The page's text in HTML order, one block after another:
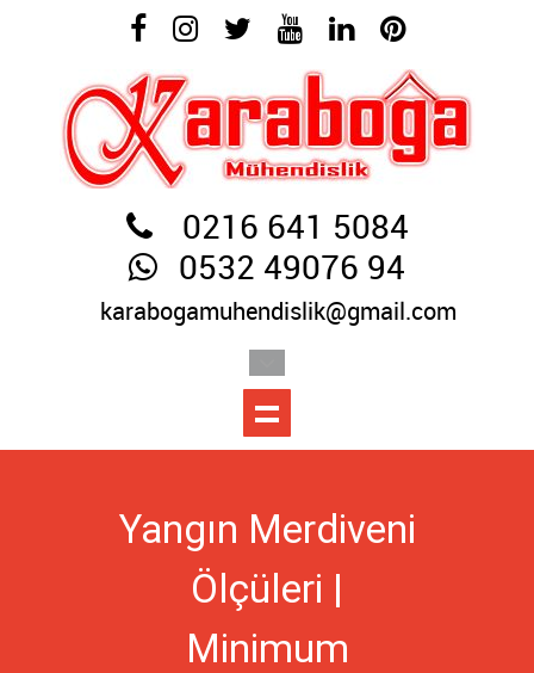
0216 641 5084
0532 49076 94
karabogamuhendislik@gmail.com
Yangın Merdiveni
Ölçüleri |
Minimum